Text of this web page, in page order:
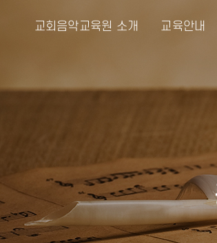
교회음악교육원 소개 교육안내